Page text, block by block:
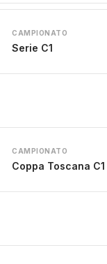
CAMPIONATO
Serie C1
CAMPIONATO
Coppa Toscana C1